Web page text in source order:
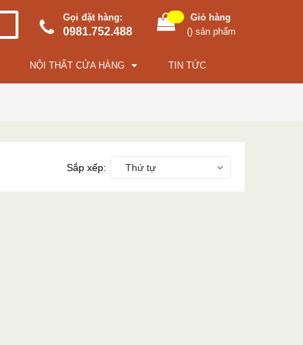
Gọi đặt hàng:
0981.752.488
Giỏ hàng
() sản phẩm
NỘI THẤT CỬA HÀNG TIN TỨC
Sắp xếp: Thứ tự